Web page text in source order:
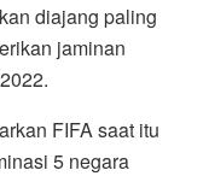
diajang paling
jaminan
FIFA saat itu
5 negara